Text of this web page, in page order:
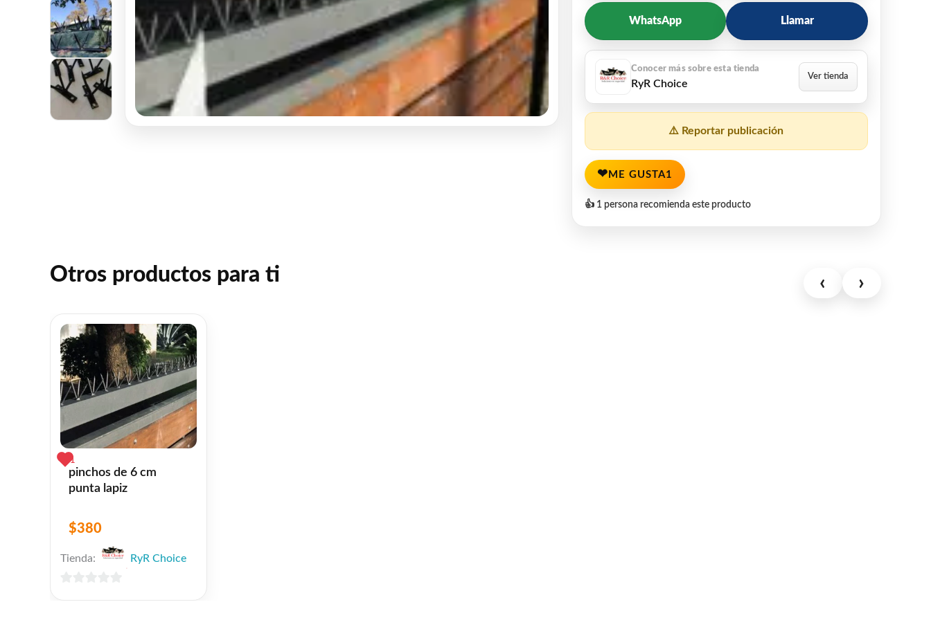
WhatsApp Llamar
RyR Choice
⚠️ Reportar publicación
❤ ME GUSTA1
👍 1 persona recomienda este producto
Otros productos para ti ‹ ›
1
pinchos de 6 cm
punta lapiz
$380
Tienda: RyR Choice